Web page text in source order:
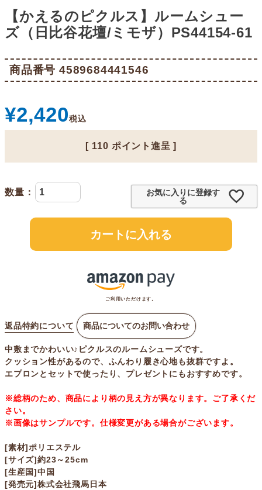
【かえるのピクルス】ルームシュー
ズ（日比谷花壇/ミモザ）PS44154-61
商品番号 4589684441546
¥2,420税込
[ 110 ポイント進呈 ]
お気に入りに登録す
る
カートに入れる
ご利用いただけます。
返品特約について 商品についてのお問い合わせ
中敷までかわいい♪ピクルスのルームシューズです。
クッション性があるので、ふんわり履き心地も抜群ですよ。
エプロンとセットで使ったり、プレゼントにもおすすめです。
※総柄のため、商品により柄の見え方が異なります。ご了承くだ
さい。
※画像はサンプルです。仕様変更がある場合がございます。
[素材]ポリエステル
[サイズ]約23～25cm
[生産国]中国
[発売元]株式会社飛馬日本